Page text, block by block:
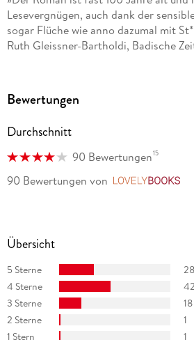
Lesevergnügen, auch dank der
sogar Flüche wie anno dazumal mit
Ruth Gleissner-Bartholdi, Badische
Bewertungen
Durchschnitt
90 Bewertungen15
90 Bewertungen von
Übersicht
5 Sterne
28
4 Sterne
42
3 Sterne
18
2 Sterne
1
1 Stern
1